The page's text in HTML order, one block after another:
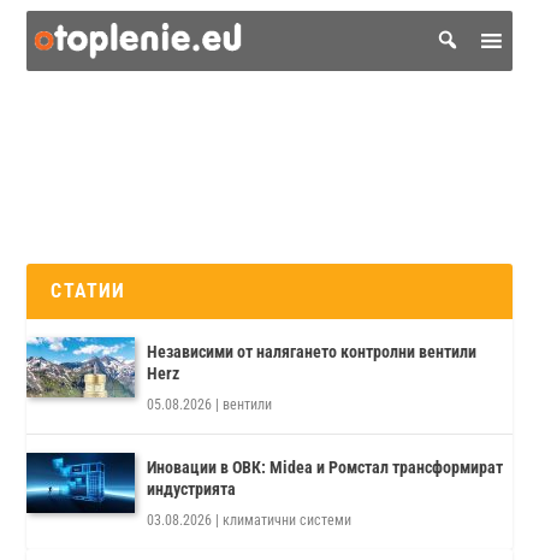
СТАТИИ
Независими от налягането контролни вентили
Herz
05.08.2026 | вентили
Иновации в ОВК: Midea и Ромстал трансформират
индустрията
03.08.2026 | климатични системи